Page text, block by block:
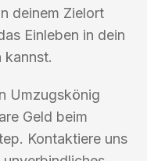
deinem Zielort
Einleben in dein
kannst.
Umzugskönig
Geld beim
Kontaktiere uns